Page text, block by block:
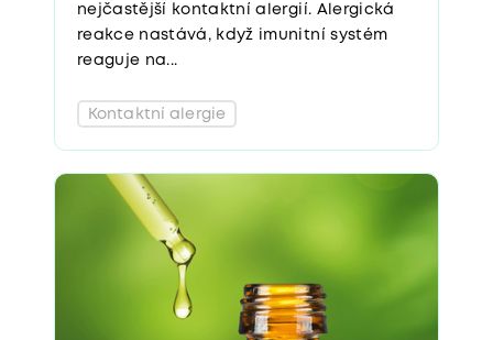
nejčastější kontaktní alergií. Alergická
reakce nastává, když imunitní systém
reaguje na...
Kontaktní alergie